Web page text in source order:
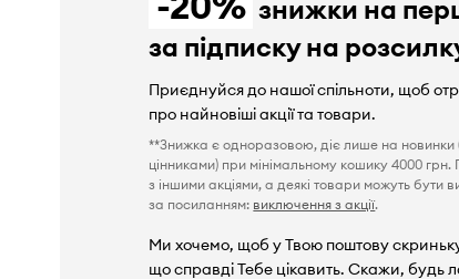
знижки на
за підписку на
Приєднуйся до нашої спільноти, щоб
про найновіші акції та товари.
**Знижка є одноразовою, діє лише на новинки
цінниками) при мінімальному кошику 4000
з іншими акціями, а деякі товари можуть бути
за посиланням: виключення з акції.
Ми хочемо, щоб у Твою поштову
що справді Тебе цікавить. Скажи, будь